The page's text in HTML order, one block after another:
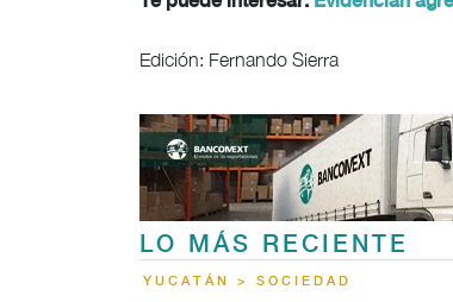
Edición: Fernando Sierra
LO MÁS RECIENTE
YUCATÁN > SOCIEDAD